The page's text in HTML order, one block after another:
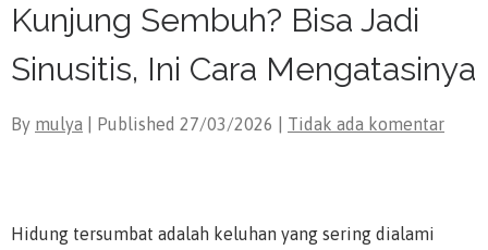
Kunjung Sembuh? Bisa Jadi
Sinusitis, Ini Cara Mengatasinya
By mulya | Published 27/03/2026 Tidak ada komentar
Hidung tersumbat adalah keluhan yang sering dialami